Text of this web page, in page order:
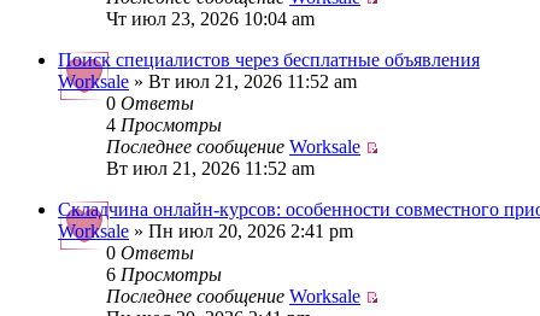
Чт июл 23, 2026 10:04 am
Поиск специалистов через бесплатные объявления
Worksale » Вт июл 21, 2026 11:52 am
0 Ответы
4 Просмотры
Последнее сообщение Worksale
Вт июл 21, 2026 11:52 am
Складчина онлайн-курсов: особенности совместного
Worksale » Пн июл 20, 2026 2:41 pm
0 Ответы
6 Просмотры
Последнее сообщение Worksale